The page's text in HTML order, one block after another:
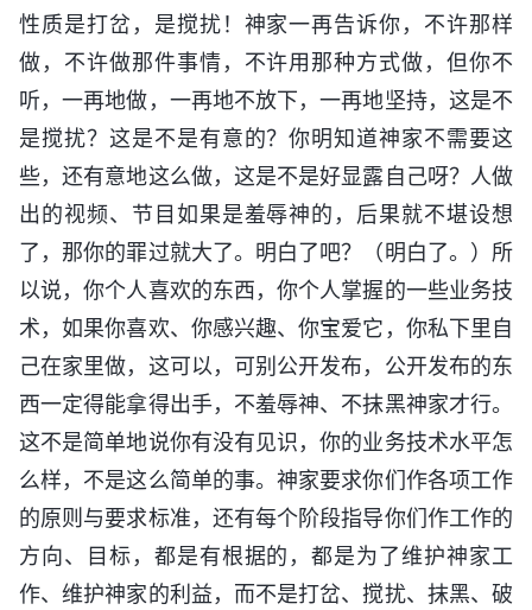
性质是打岔，是搅扰！神家一再告诉你，不许那样
做，不许做那件事情，不许用那种方式做，但你不
听，一再地做，一再地不放下，一再地坚持，这是不
是搅扰？这是不是有意的？你明知道神家不需要这
些，还有意地这么做，这是不是好显露自己呀？人做
出的视频、节目如果是羞辱神的，后果就不堪设想
了，那你的罪过就大了。明白了吧？（明白了。）所
以说，你个人喜欢的东西，你个人掌握的一些业务技
术，如果你喜欢、你感兴趣、你宝爱它，你私下里自
己在家里做，这可以，可别公开发布，公开发布的东
西一定得能拿得出手，不羞辱神、不抹黑神家才行。
这不是简单地说你有没有见识，你的业务技术水平怎
么样，不是这么简单的事。神家要求你们作各项工作
的原则与要求标准，还有每个阶段指导你们作工作的
方向、目标，都是有根据的，都是为了维护神家工
作、维护神家的利益，而不是打岔、搅扰、抹黑、破